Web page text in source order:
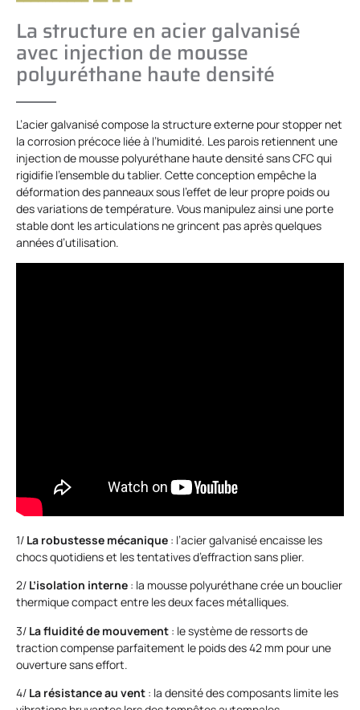
La structure en acier galvanisé
avec injection de mousse
polyuréthane haute densité
L’acier galvanisé compose la structure externe pour stopper net
la corrosion précoce liée à l’humidité. Les parois retiennent une
injection de mousse polyuréthane haute densité sans CFC qui
rigidifie l’ensemble du tablier. Cette conception empêche la
déformation des panneaux sous l’effet de leur propre poids ou
des variations de température. Vous manipulez ainsi une porte
stable dont les articulations ne grincent pas après quelques
années d’utilisation.
1/ La robustesse mécanique : l’acier galvanisé encaisse les
chocs quotidiens et les tentatives d’effraction sans plier.
2/ L’isolation interne : la mousse polyuréthane crée un bouclier
thermique compact entre les deux faces métalliques.
3/ La fluidité de mouvement : le système de ressorts de
traction compense parfaitement le poids des 42 mm pour une
ouverture sans effort.
4/ La résistance au vent : la densité des composants limite les